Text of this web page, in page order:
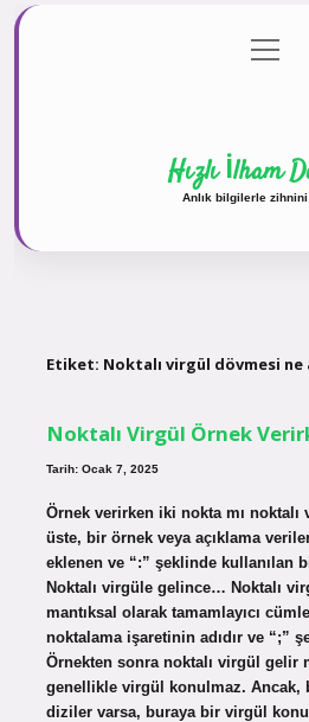
Gizlilik Politikası
menüyü
aç
Hızlı İlham
Anlık bilgilerle
Etiket: Noktalı virgül dövmesi
Noktalı Virgül Örnek
Tarih: Ocak 7, 2025
Örnek verirken iki nokta mı
üste, bir örnek veya açıklama
eklenen ve “:” şeklinde kullanılan
Noktalı virgüle gelince… Noktalı
mantıksal olarak tamamlayıcı
noktalama işaretinin adıdır ve “;”
Örnekten sonra noktalı virgül gelir
genellikle virgül konulmaz. Ancak,
diziler varsa, buraya bir virgül